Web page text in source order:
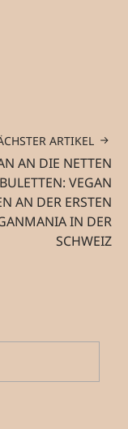
ARTIKEL
AN DIE NETTEN
BULETTEN: VEGAN
AN DER ERSTEN
IN DER
SCHWEIZ